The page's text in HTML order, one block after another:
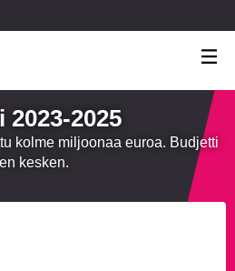
2025
kolme miljoonaa euroa. Budjetti
kesken.